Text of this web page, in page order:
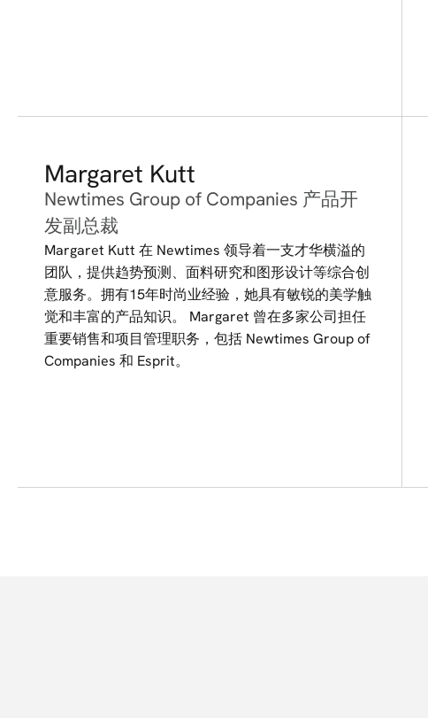
Margaret Kutt
Newtimes Group of Companies 产品开
发副总裁
Margaret Kutt 在 Newtimes 领导着一支才华横溢的
团队，提供趋势预测、面料研究和图形设计等综合创
意服务。拥有15年时尚业经验，她具有敏锐的美学触
觉和丰富的产品知识。 Margaret 曾在多家公司担任
重要销售和项目管理职务，包括 Newtimes Group of
Companies 和 Esprit。